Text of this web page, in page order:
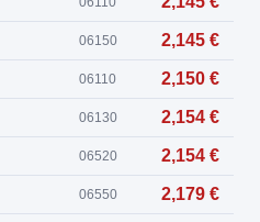
06150 2,145 €
06110 2,150 €
06130 2,154 €
06520 2,154 €
06550 2,179 €